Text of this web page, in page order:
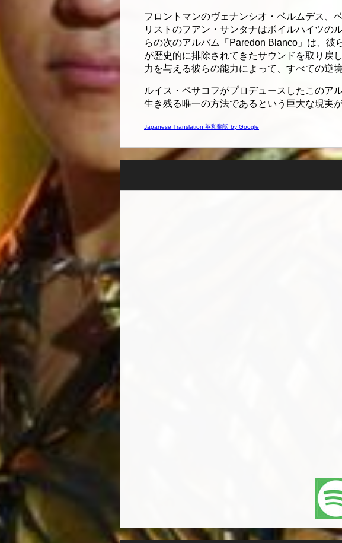
フロントマンのヴェナンシオ・ベルムデス、
リストのフアン・サンタナはボイルハイツの
らの次のアルバム「Paredon Blanco」は、彼
が歴史的に排除されてきたサウンドを取り戻
力を与える彼らの能力によって、すべての逆
ルイス・ペサコフがプロデュースしたこのア
生き残る唯一の方法であるという巨大な現実
Japanese Translation 英和翻訳 by Google